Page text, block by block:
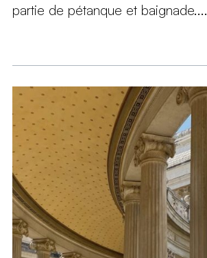
partie de pétanque et baignade....